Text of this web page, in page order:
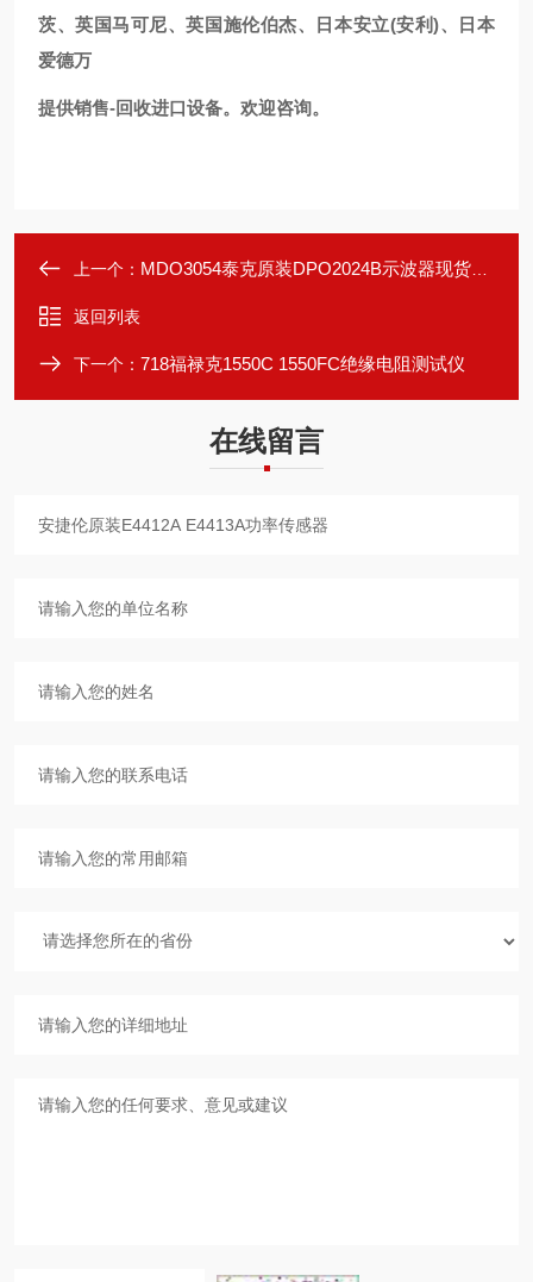
茨、英国马可尼、英国施伦伯杰、日本安立(安利)、日本
爱德万
提供销售-回收进口设备。欢迎咨询。
上一个： MDO3054泰克原装DPO2024B示波器现货租售
返回列表
下一个： 718福禄克1550C 1550FC绝缘电阻测试仪
在线留言